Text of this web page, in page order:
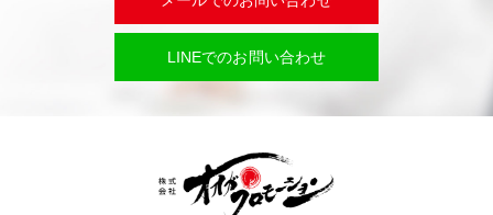
LINEでのお問い合わせ